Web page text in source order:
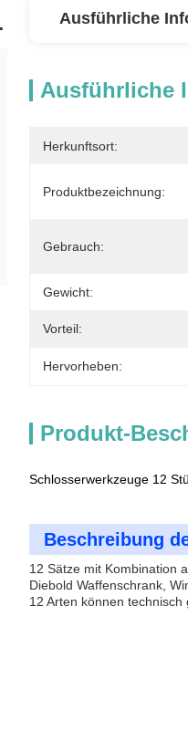
Ausführliche
Ausführliche
Herkunftsort:
Produktbezeichnung:
Gebrauch:
Gewicht:
Vorteil:
Hervorheben:
Produkt-
Schlosserwerkzeuge 12
Beschreibung
12 Sätze mit Kombination
Diebold Waffenschrank,
12 Arten können